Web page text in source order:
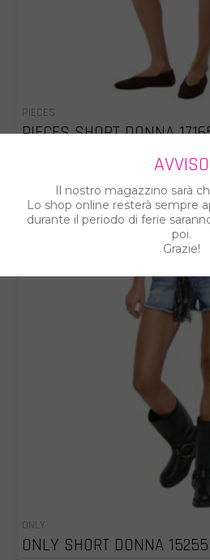
PIECES
PIECES SHORT DONNA
ONLY
ONLY SHORT DONNA
AVVISO
Il nostro magazzino sarà
Lo shop online resterà sempre
durante il periodo di ferie
poi.
Grazie!